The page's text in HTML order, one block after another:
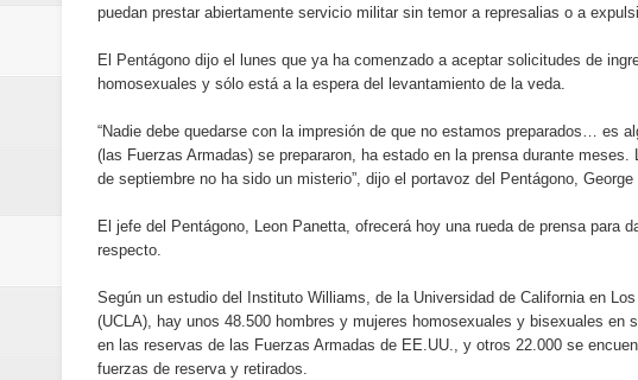
Embajada dominicana en Francia y
Pavel Núñez y su Bipolarband deslumbran
Banreservas y Banco Popular abordan
“Los Rechazados 2” llega a los cines
Designan a Angelina Biviana Riveiro como
Humano Seguros inaugura nueva localidad
Banreservas destina RD$5,000 millones para
puedan prestar abiertamente servicio militar sin temor a represalias o a
El Pentágono dijo el lunes que ya ha comenzado a aceptar solicitudes de
homosexuales y sólo está a la espera del levantamiento de la veda.
“Nadie debe quedarse con la impresión de que no estamos preparados… es
(las Fuerzas Armadas) se prepararon, ha estado en la prensa durante meses.
de septiembre no ha sido un misterio”, dijo el portavoz del Pentágono, George
El jefe del Pentágono, Leon Panetta, ofrecerá hoy una rueda de prensa para
respecto.
Según un estudio del Instituto Williams, de la Universidad de California en
(UCLA), hay unos 48.500 hombres y mujeres homosexuales y bisexuales en
en las reservas de las Fuerzas Armadas de EE.UU., y otros 22.000 se
fuerzas de reserva y retirados.